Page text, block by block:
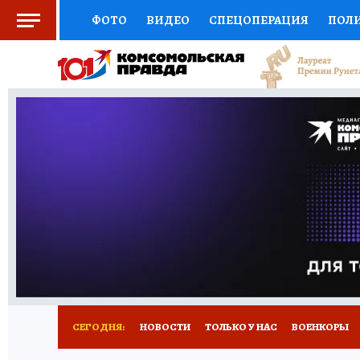
ФОТО ВИДЕО СПЕЦОПЕРАЦИЯ
СОЦПОДДЕРЖКА НАУКА СПОРТ
ВЫБОР ЭКСПЕРТОВ ДОКТОР
ПРОГНОЗЫ НА СПОРТ
НОВОЕ
СЕГОДНЯ: НОВОСТИ ТОЛЬКО У НАС ВОЕНКОРЫ